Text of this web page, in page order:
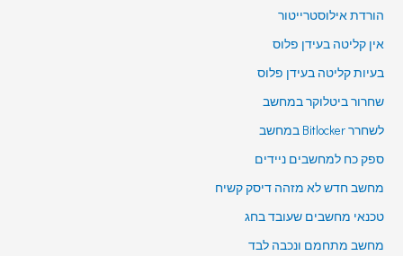
הורדת אילוסטרייטור
אין קליטה בעידן פלוס
בעיות קליטה בעידן פלוס
שחרור ביטלוקר במחשב
לשחרר Bitlocker במחשב
ספק כח למחשבים ניידים
מחשב חדש לא מזהה דיסק קשיח
טכנאי מחשבים שעובד בחג
מחשב מתחמם ונכבה לבד